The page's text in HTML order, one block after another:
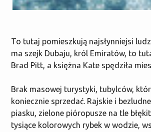
To tutaj pomieszkują najsłynniejsi
ma szejk Dubaju, król Emiratów, to
Brad Pitt, a księżna Kate spędziła
Brak masowej turystyki, tubylców,
koniecznie sprzedać. Rajskie i
piasku, zielone pióropusze na tle
tysiące kolorowych rybek w wodzie,